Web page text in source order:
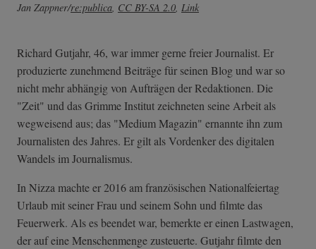
Jan Zappner/re:publica, CC BY-SA 2.0, Link
Richard Gutjahr, 46, war immer gerne freier Journalist. Er
produzierte zunehmend Beiträge für seinen Blog und war so
nicht mehr abhängig von Aufträgen der Redaktionen. Die
"Zeit" und das Grimme Institut zeichneten seine Arbeit als
wegweisend aus; das "Medium Magazin" ernannte ihn zum
Journalisten des Jahres. Er gilt als Vordenker des digitalen
Wandels im Journalismus.
In Nizza machte er 2016 am französischen Nationalfeiertag
Urlaub mit seiner Frau und seinem Sohn und filmte das
Feuerwerk. Als es beendet war, bemerkte er einen Lastwagen,
der auf eine Menschenmenge zusteuerte. Gutjahr filmte den